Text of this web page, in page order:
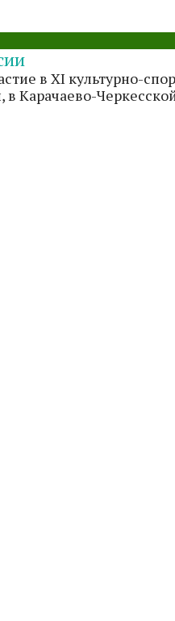
в XI культурно-
Черкесской